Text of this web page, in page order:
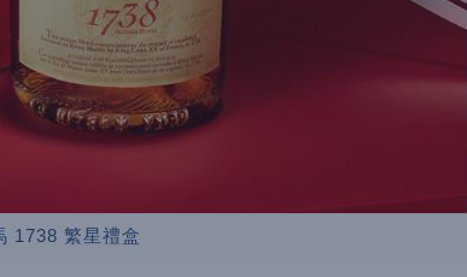
1738 繁星禮盒